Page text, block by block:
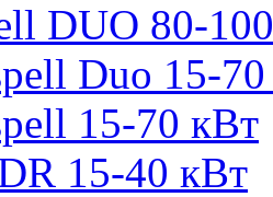
DUO 80-
Duo 15-
15-70 кВт
15-40 кВт